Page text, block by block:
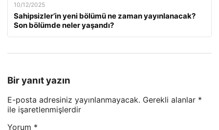
10/12/2025
Sahipsizler’in yeni bölümü ne zaman yayınlanacak?
Son bölümde neler yaşandı?
Bir yanıt yazın
E-posta adresiniz yayınlanmayacak. Gerekli alanlar *
ile işaretlenmişlerdir
Yorum *